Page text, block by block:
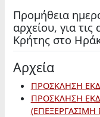
Προμήθεια
αρχείου, για
Κρήτης στο
Αρχεία
ΠΡΟΣΚΛΗΣΗ
ΠΡΟΣΚΛΗΣΗ